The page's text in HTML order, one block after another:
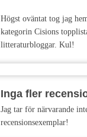
Högst oväntat tog jag
kategorin Cisions
litteraturbloggar. Kul!
Inga fler
Jag tar för närvarande
recensionsexemplar!